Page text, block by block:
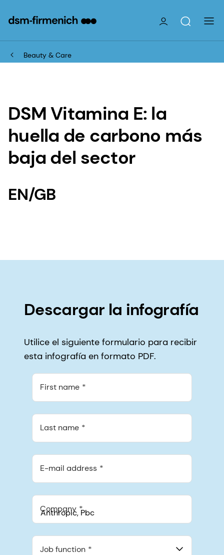
Beauty & Care
DSM Vitamina E: la
huella de carbono más
baja del sector
EN/GB
Descargar la infografía
Utilice el siguiente formulario para recibir
esta infografía en formato PDF.
First name
Last name
E-mail address
Company
548 Market St Pmb 90375, San Francisco, California, US
Job function